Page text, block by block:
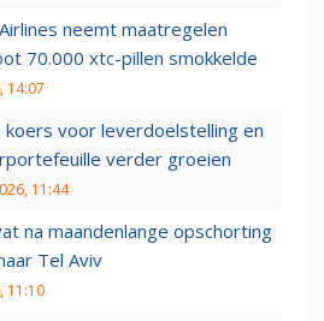
neemt maatregelen
70.000 xtc-pillen smokkelde
14:07
koers voor leverdoelstelling en
verder groeien
11:44
na maandenlange opschorting
Tel Aviv
11:10